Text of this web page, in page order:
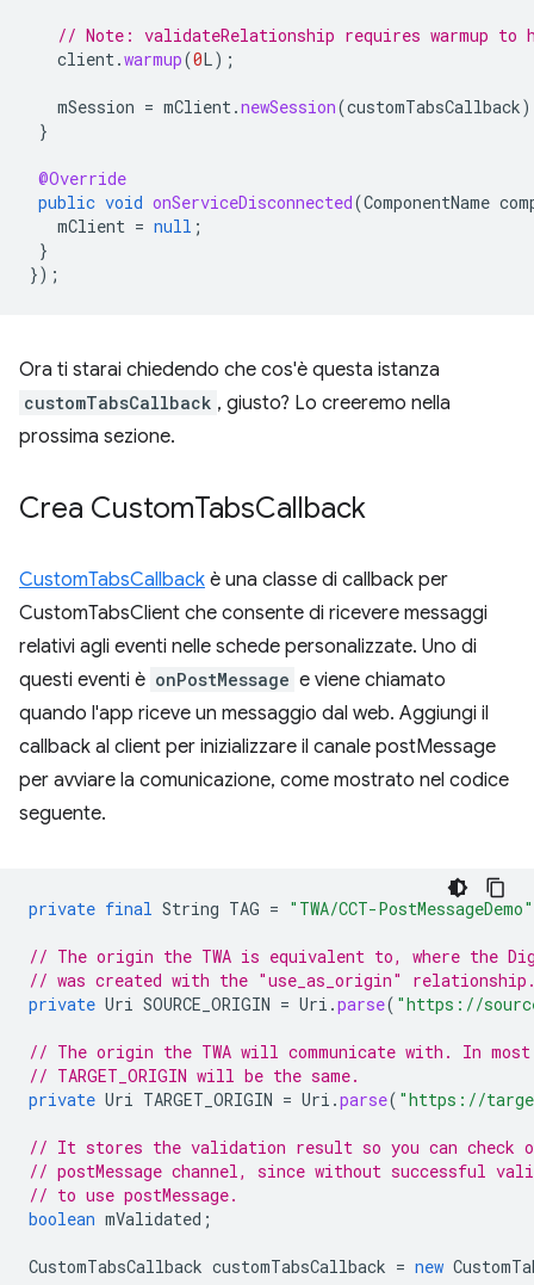
// Note: validateRelationship requires warmup to
client.warmup(0L);
mSession = mClient.newSession(customTabsCallback
}
@Override
public void onServiceDisconnected(ComponentName
mClient = null ;
}
});
Ora ti starai chiedendo che cos'è questa istanza
customTabsCallback , giusto? Lo creeremo nella
prossima sezione.
Crea CustomTabsCallback
CustomTabsCallback è una classe di callback per
CustomTabsClient che consente di ricevere messaggi
relativi agli eventi nelle schede personalizzate. Uno di
questi eventi è onPostMessage e viene chiamato
quando l'app riceve un messaggio dal web. Aggiungi il
callback al client per inizializzare il canale postMessage
per avviare la comunicazione, come mostrato nel codice
seguente.
private final String TAG = "TWA/CCT-PostMessageDemo"
// The origin the TWA is equivalent to, where the
// was created with the "use_as_origin"
private Uri SOURCE_ORIGIN = Uri .parse( "https://
// The origin the TWA will communicate with. In most
// TARGET_ORIGIN will be the same.
private Uri TARGET_ORIGIN = Uri .parse( "https://
// It stores the validation result so you can check
// postMessage channel, since without successful
// to use postMessage.
boolean mValidated ;
CustomTabsCallback customTabsCallback = new